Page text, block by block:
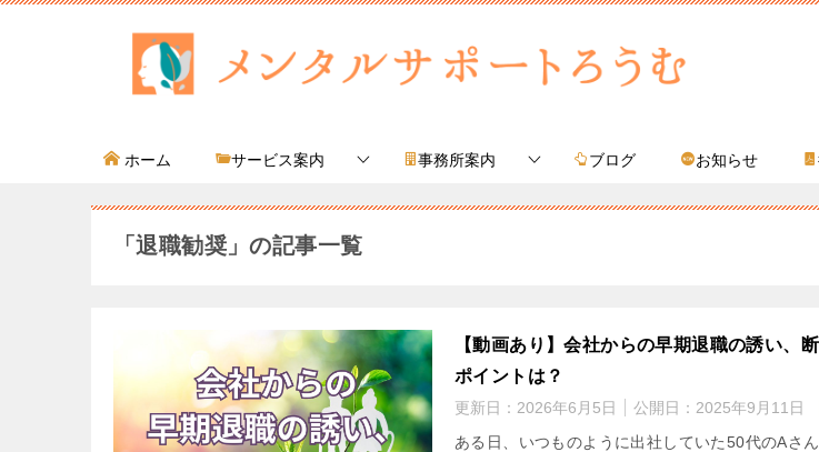
ホーム サービス案内 事務所案内 ブログ お知らせ
「退職勧奨」の記事一覧
【動画あり】会社からの早期退職の誘い
ポイントは？
更新日： 2026年6月5日 公開日： 2025年9月11日
ある日、いつものように出社していた50代のAさ